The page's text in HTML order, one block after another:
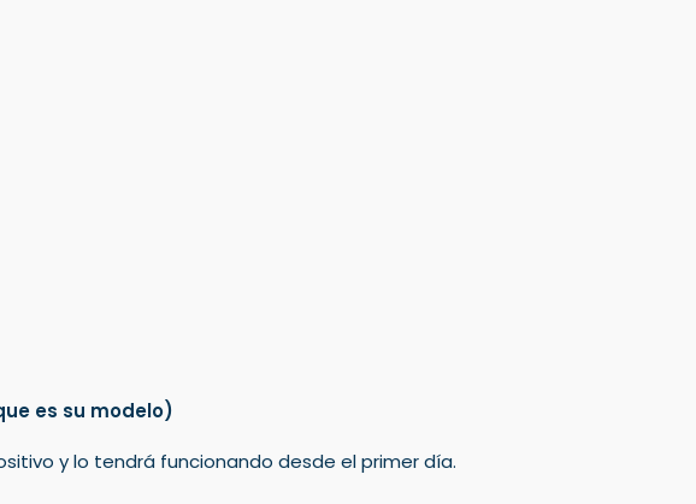
es su modelo)
y lo tendrá funcionando desde el primer día.